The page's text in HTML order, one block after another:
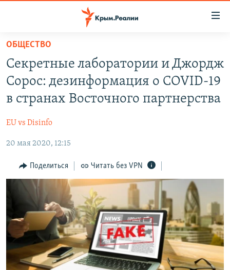
Вернуться
основному
содержанию
Вернутся
главной
Вернутся
поиску
СПЕЦПРОЕКТЫ
ВОДА
ЕЩЕ
ИНТЕРАКТИВ
ИНФОГРАФИКА
ТЕЛЕПРОЕКТ КРЫМ.РЕАЛИИ
СОВЕТЫ ПРАВОЗАЩИТНИКОВ
ПРОПАВШИЕ БЕЗ ВЕСТИ
ПОБЕДИТЕЛЕЙ НЕ СУДЯТ?
КРЫМ.НЕПОКОРЕННЫЙ
РАДІО СВОБОДА
КАК ОБОЙТИ БЛОКИРОВКУ
Українською
Qırımtatar
ПРИСОЕДИНЯЙТЕСЬ!
ОБЩЕСТВО
Секретные лаборатории и Джордж
Сорос: дезинформация о COVID-19
в странах Восточного партнерства
EU vs Disinfo
20 мая 2020, 12:15
Поделиться Читать без VPN